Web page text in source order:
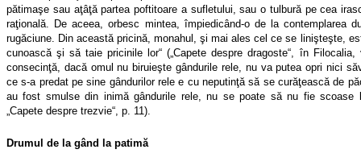
pătimaşe sau aţâţă partea poftitoare a sufletului, sau o tulbură pe cea
raţională. De aceea, orbesc mintea, împiedicând-o de la contemplarea
rugăciune. Din această pricină, monahul, şi mai ales cel ce se linişteşte,
cunoască şi să taie pricinile lor“ („Capete despre dragoste“, în
consecinţă, dacă omul nu biruieşte gândurile rele, nu va putea opri nici
ce s-a predat pe sine gândurilor rele e cu neputinţă să se curăţească de
au fost smulse din inimă gândurile rele, nu se poate să nu fie scoase
„Capete despre trezvie“, p. 11).
Drumul de la gând la patimă